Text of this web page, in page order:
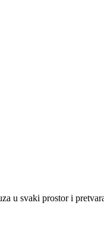
u svaki prostor i